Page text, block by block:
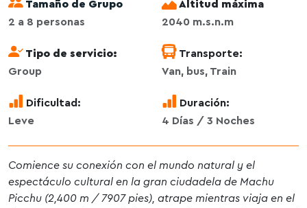
Tamaño de Grupo
2 a 8 personas
Altitud máxima
2040 m.s.n.m
Tipo de servicio:
Group
Transporte:
Van, bus, Train
Dificultad:
Leve
Duración:
4 Días / 3 Noches
Comience su conexión con el mundo natural y el
espectáculo cultural en la gran ciudadela de Machu
Picchu (2,400 m / 7907 pies), atrape mientras viaja en el